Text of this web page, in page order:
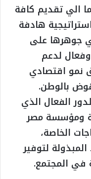
الي تقديم كافة
هادفة
جوهرها على
وفعال لدعم
نمو اقتصادي
بالوطن.
الفعال الذي
ومؤسسة مصر
الخاصة،
لتوفير
في المجتمع.